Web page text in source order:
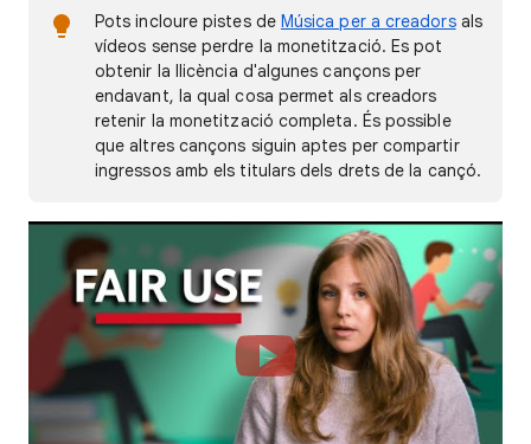
Pots incloure pistes de Música per a creadorsals
vídeos sense perdre la monetització. Es pot
obtenir la llicència d'algunes cançons per
endavant, la qual cosa permet als creadors
retenir la monetització completa. És possible
que altres cançons siguin aptes per compartir
ingressos amb els titulars dels drets de la cançó.